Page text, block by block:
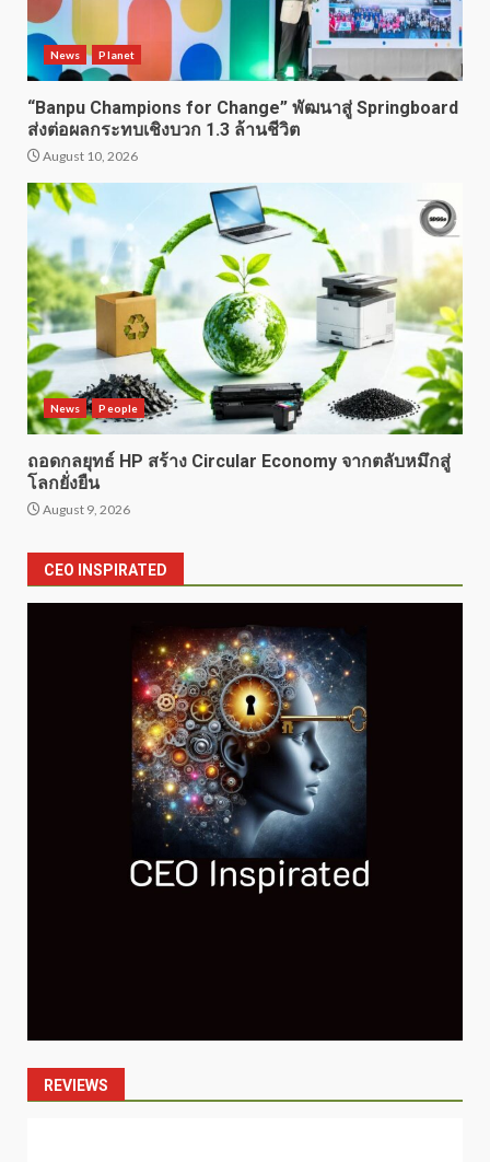
News Planet
“Banpu Champions for Change” พัฒนาสู่ Springboard
ส่งต่อผลกระทบเชิงบวก 1.3 ล้านชีวิต
August 10, 2026
News People
ถอดกลยุทธ์ HP สร้าง Circular Economy จากตลับหมึกสู่
โลกยั่งยืน
August 9, 2026
CEO INSPIRATED
REVIEWS